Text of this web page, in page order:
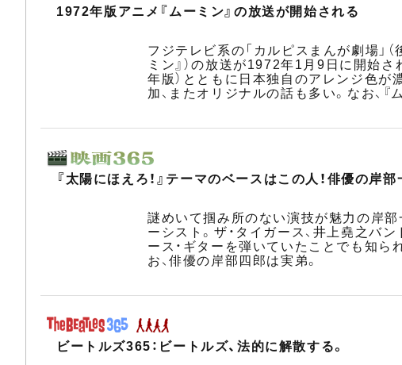
1972年版アニメ『ムーミン』の放送が開始される
フジテレビ系の「カルピスまんが劇場」
ミン』）の放送が1972年1月9日に開始
年版）とともに日本独自のアレンジ色
加、またオリジナルの話も多い。なお、
『太陽にほえろ！』テーマのベースはこの人！俳優の岸
謎めいて掴み所のない演技が魅力の岸
ーシスト。ザ・タイガース、井上堯之バ
ース・ギターを弾いていたことでも知
お、俳優の岸部四郎は実弟。
ビートルズ365：ビートルズ、法的に解散する。